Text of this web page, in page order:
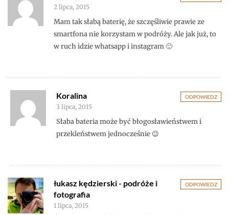
2 lipca, 2015
Mam tak słabą baterię, że szczęśliwie prawie ze
smartfona nie korzystam w podróży. Ale jak już, to
w ruch idzie whatsapp i instagram 🙂
ODPOWIEDZ
Koralina
3 lipca, 2015
Słaba bateria może być błogosławieństwem i
przekleństwem jednocześnie 😉
ODPOWIEDZ
łukasz kędzierski - podróże i
fotografia
1 lipca, 2015